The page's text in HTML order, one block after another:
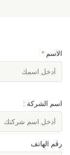
الاسم *
اسم الشركة :
رقم الهاتف